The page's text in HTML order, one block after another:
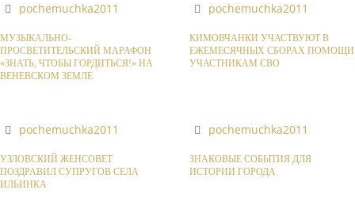
pochemuchka2011
МУЗЫКАЛЬНО-
ПРОСВЕТИТЕЛЬСКИЙ МАРАФОН
«ЗНАТЬ, ЧТОБЫ ГОРДИТЬСЯ!» НА
ВЕНЕВСКОМ ЗЕМЛЕ
pochemuchka2011
КИМОВЧАНКИ УЧАСТВУЮТ В
ЕЖЕМЕСЯЧНЫХ СБОРАХ ПОМОЩИ
УЧАСТНИКАМ СВО
pochemuchka2011
УЗЛОВСКИЙ ЖЕНСОВЕТ
ПОЗДРАВИЛ СУПРУГОВ СЕЛА
ИЛЬИНКА
pochemuchka2011
ЗНАКОВЫЕ СОБЫТИЯ ДЛЯ
ИСТОРИИ ГОРОДА